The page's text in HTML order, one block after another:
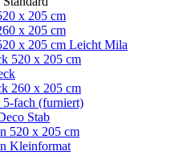
x 205 cm
x 205 cm
x 205 cm Leicht Mila
520 x 205 cm
260 x 205 cm
5-fach (furniert)
Stab
520 x 205 cm
Kleinformat